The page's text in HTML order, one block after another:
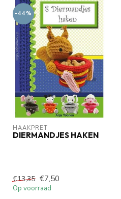
-44%
HAAKPRET
DIERMANDJES HAKEN
€13,35 €7,50
Op voorraad